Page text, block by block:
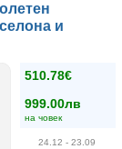
и
510.78€
999.00лв
на човек
24.12 - 23.09